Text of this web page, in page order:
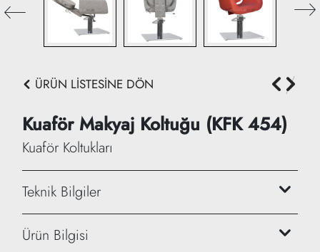
ÜRÜN LİSTESİNE DÖN
Kuaför Makyaj Koltuğu (KFK 454)
Kuaför Koltukları
Teknik Bilgiler
Yükseklik: 105/113 cm
Ürün Bilgisi